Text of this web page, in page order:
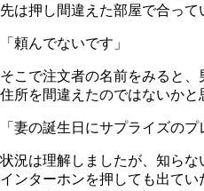
先は押し間違えた部屋で合って
「頼んでないです」
そこで注文者の名前をみると
住所を間違えたのではないかと
「妻の誕生日にサプライズの
状況は理解しましたが、知ら
インターホンを押しても出てい